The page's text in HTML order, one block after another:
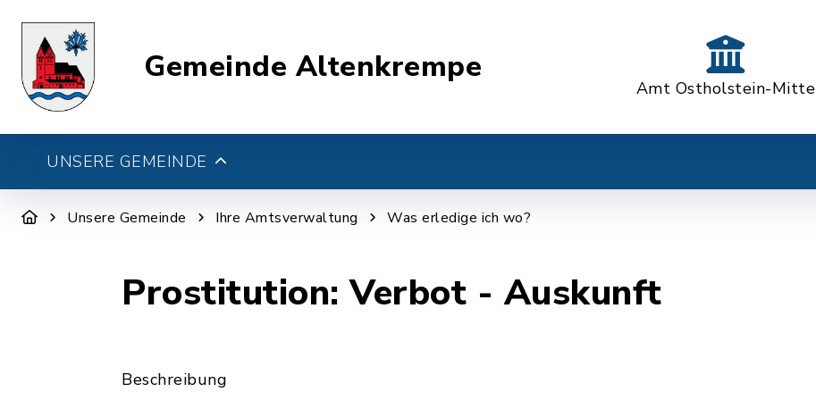
Gemeinde Altenkrempe
Amt Ostholstein-Mitte
UNSERE GEMEINDE
Unsere Gemeinde Ihre Amtsverwaltung Was erledige ich wo?
Prostitution: Verbot - Auskunft
Beschreibung